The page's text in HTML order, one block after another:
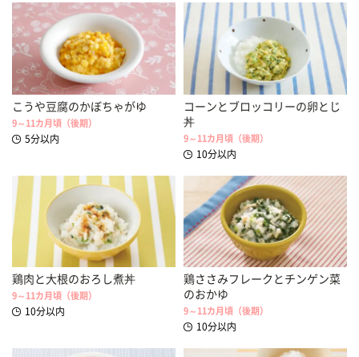
こうや豆腐のかぼちゃがゆ
9～11カ月頃（後期）
5分以内
コーンとブロッコリーの卵とじ
丼
9～11カ月頃（後期）
10分以内
鶏肉と大根のおろし煮丼
9～11カ月頃（後期）
10分以内
鶏ささみフレークとチンゲン菜
のおかゆ
9～11カ月頃（後期）
10分以内